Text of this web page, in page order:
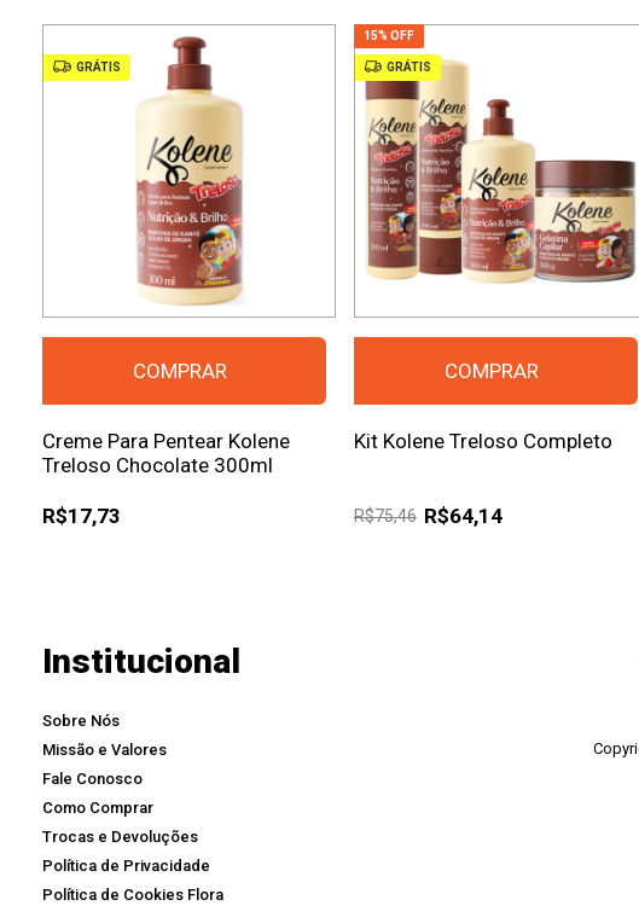
GRÁTIS
Creme Para Pentear Kolene
Treloso Chocolate 300ml
R$17,73
GRÁTIS
Kit Kolene Treloso Completo
15% OFF
R$64,14
R$75,46
Institucional
Sobre Nós
Missão e Valores
Fale Conosco
Como Comprar
Trocas e Devoluções
Política de Privacidade
Política de Cookies Flora